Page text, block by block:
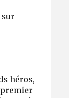
héros,
premier